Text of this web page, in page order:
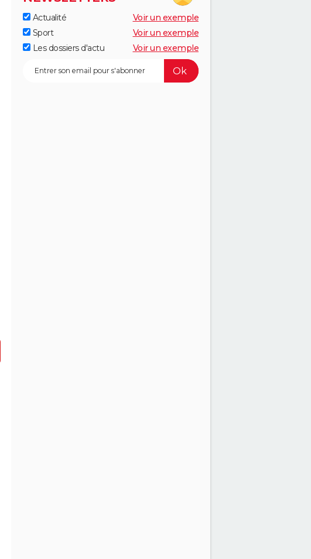
Actualité
Voir un exemple
Sport
Voir un exemple
Les dossiers d'actu
Voir un exemple